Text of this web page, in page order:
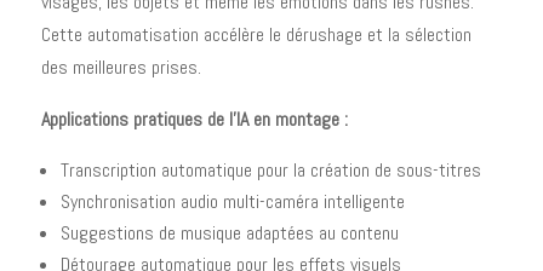
Cette automatisation accélère le dérushage et la sélection
des meilleures prises.
Applications pratiques de l'IA en montage :
Transcription automatique pour la création de sous-titres
Synchronisation audio multi-caméra intelligente
Suggestions de musique adaptées au contenu
Détourage automatique pour les effets visuels